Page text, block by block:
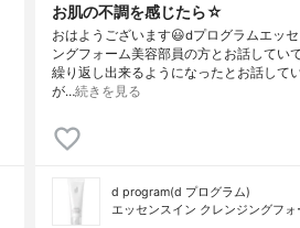
お肌の不調を感じたら☆
おはようございます😃dプログラムエッ
ングフォーム美容部員の方とお話してい
繰り返し出来るようになったとお話して
が…続きを見る
d program(d プログラム)
エッセンスイン クレンジングフォ